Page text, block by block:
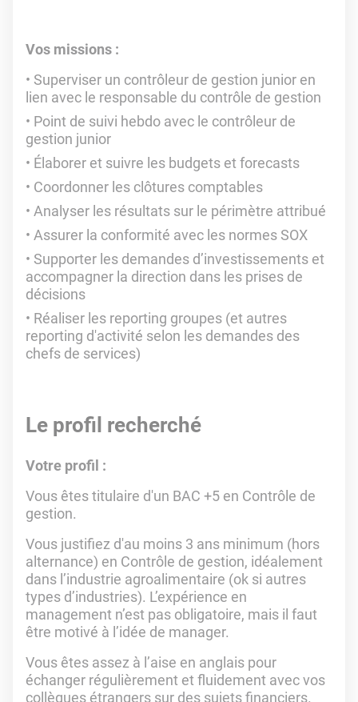
Vos missions :
Superviser un contrôleur de gestion junior en
lien avec le responsable du contrôle de gestion
Point de suivi hebdo avec le contrôleur de
gestion junior
Élaborer et suivre les budgets et forecasts
Coordonner les clôtures comptables
Analyser les résultats sur le périmètre attribué
Assurer la conformité avec les normes SOX
Supporter les demandes d’investissements et
accompagner la direction dans les prises de
décisions
Réaliser les reporting groupes (et autres
reporting d'activité selon les demandes des
chefs de services)
Le profil recherché
Votre profil :
Vous êtes titulaire d'un BAC +5 en Contrôle de
gestion.
Vous justifiez d'au moins 3 ans minimum (hors
alternance) en Contrôle de gestion, idéalement
dans l’industrie agroalimentaire (ok si autres
types d’industries). L’expérience en
management n’est pas obligatoire, mais il faut
être motivé à l’idée de manager.
Vous êtes assez à l’aise en anglais pour
échanger régulièrement et fluidement avec vos
collègues étrangers sur des sujets financiers.